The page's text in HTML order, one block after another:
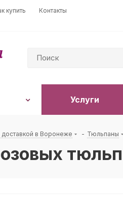
купить Контакты
Услуги
доставкой в Воронеже - Тюльпаны